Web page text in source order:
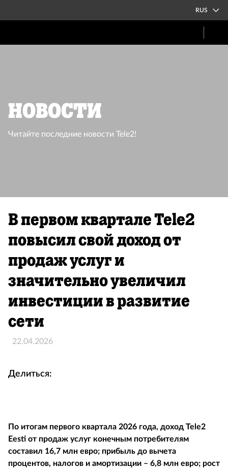
RUS
Новости
Читайте последние новости Tele2!
В первом квартале Tele2
повысил свой доход от
продаж услуг и
значительно увеличил
инвестиции в развитие
сети
22.04.2026
Делиться:
По итогам первого квартала 2026 года, доход Tele2
Eesti от продаж услуг конечным потребителям
составил 16,7 млн ​​евро; прибыль до вычета
процентов, налогов и амортизации – 6,8 млн евро; рост